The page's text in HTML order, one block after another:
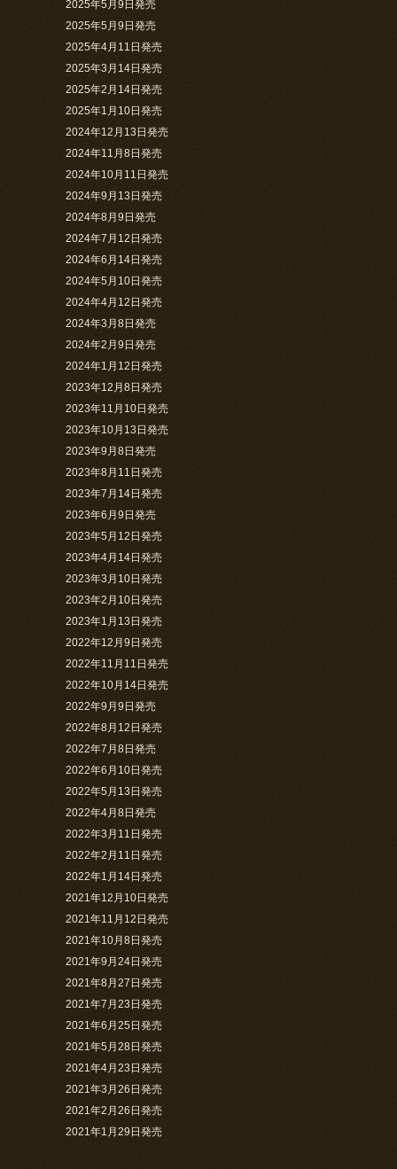
2025年5月9日発売
2025年5月9日発売
2025年4月11日発売
2025年3月14日発売
2025年2月14日発売
2025年1月10日発売
2024年12月13日発売
2024年11月8日発売
2024年10月11日発売
2024年9月13日発売
2024年8月9日発売
2024年7月12日発売
2024年6月14日発売
2024年5月10日発売
2024年4月12日発売
2024年3月8日発売
2024年2月9日発売
2024年1月12日発売
2023年12月8日発売
2023年11月10日発売
2023年10月13日発売
2023年9月8日発売
2023年8月11日発売
2023年7月14日発売
2023年6月9日発売
2023年5月12日発売
2023年4月14日発売
2023年3月10日発売
2023年2月10日発売
2023年1月13日発売
2022年12月9日発売
2022年11月11日発売
2022年10月14日発売
2022年9月9日発売
2022年8月12日発売
2022年7月8日発売
2022年6月10日発売
2022年5月13日発売
2022年4月8日発売
2022年3月11日発売
2022年2月11日発売
2022年1月14日発売
2021年12月10日発売
2021年11月12日発売
2021年10月8日発売
2021年9月24日発売
2021年8月27日発売
2021年7月23日発売
2021年6月25日発売
2021年5月28日発売
2021年4月23日発売
2021年3月26日発売
2021年2月26日発売
2021年1月29日発売